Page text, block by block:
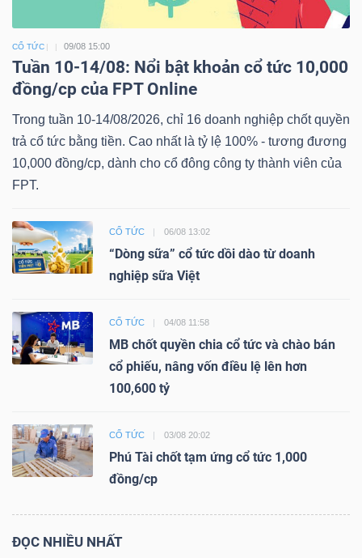
CỔ TỨC 09/08 15:00
Tuần 10-14/08: Nổi bật khoản cổ tức 10,000
đồng/cp của FPT Online
Trong tuần 10-14/08/2026, chỉ 16 doanh nghiệp chốt quyền
trả cổ tức bằng tiền. Cao nhất là tỷ lệ 100% - tương đương
10,000 đồng/cp, dành cho cổ đông công ty thành viên của
FPT.
CỔ TỨC 06/08 13:02
“Dòng sữa” cổ tức dồi dào từ doanh
nghiệp sữa Việt
CỔ TỨC 04/08 11:58
MB chốt quyền chia cổ tức và chào bán
cổ phiếu, nâng vốn điều lệ lên hơn
100,600 tỷ
CỔ TỨC 03/08 20:02
Phú Tài chốt tạm ứng cổ tức 1,000
đồng/cp
ĐỌC NHIỀU NHẤT